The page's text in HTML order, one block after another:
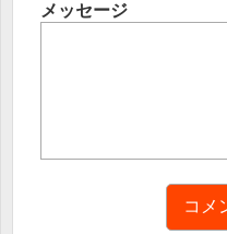
メッセージ